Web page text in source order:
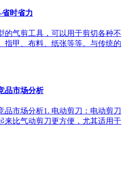
时省力
的气剪工具，可以用于剪切各种不
指甲、布料、纸张等等。与传统的
品市场分析
品市场分析1. 电动剪刀：电动剪刀
来比气动剪刀更方便，尤其适用于